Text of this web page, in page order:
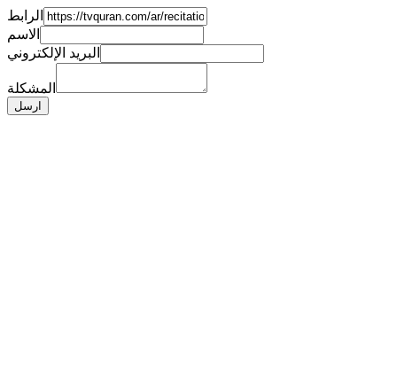
الرابط
الاسم
البريد الإلكتروني
المشكلة
ارسل